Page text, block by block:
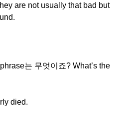
are not usually that bad but
는 무엇이죠? What’s the
died.